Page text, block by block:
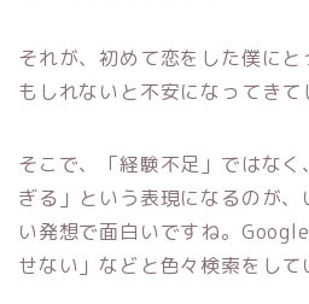
それが、初めて恋をした僕に
もしれないと不安になってきて
そこで、「経験不足」ではな
ぎる」という表現になるのが
い発想で面白いですね。
せない」などと色々検索をして